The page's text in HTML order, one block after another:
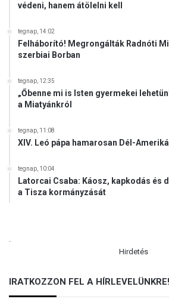
védeni, hanem átölelni kell
tegnap, 14:02
Felháborító! Megrongálták Radnóti
szerbiai Borban
tegnap, 12:35
„Őbenne mi is Isten gyermekei
a Miatyánkról
tegnap, 11:08
XIV. Leó pápa hamarosan Dél-
tegnap, 10:04
Latorcai Csaba: Káosz, kapkodás és
a Tisza kormányzását
.
Hirdetés
IRATKOZZON FEL A HÍRLEVELÜNKRE!